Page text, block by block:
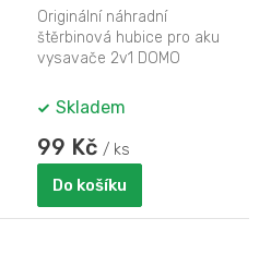
DO215SV-84, DO215SV,
DO217SV, DO228SV
Originální náhradní
štěrbinová hubice pro aku
vysavače 2v1 DOMO
DOMO DO228SV.
Skladem
99 Kč / ks
Do košíku